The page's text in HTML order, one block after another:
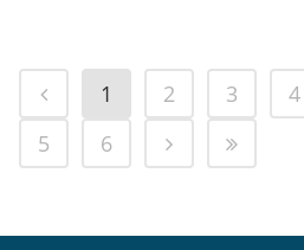
1 2 3
4
5
6